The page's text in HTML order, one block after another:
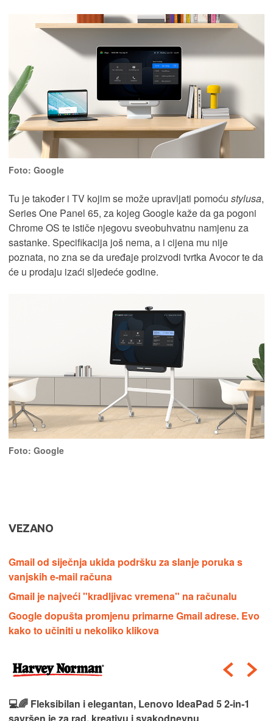
Foto: Google
Tu je također i TV kojim se može upravljati pomoću stylusa,
Series One Panel 65, za kojeg Google kaže da ga pogoni
Chrome OS te ističe njegovu sveobuhvatnu namjenu za
sastanke. Specifikacija još nema, a i cijena mu nije
poznata, no zna se da uređaje proizvodi tvrtka Avocor te da
će u prodaju izaći sljedeće godine.
Foto: Google
VEZANO
Gmail od siječnja ukida podršku za slanje poruka s
vanjskih e-mail računa
Gmail je najveći "kradljivac vremena" na računalu
Google dopušta promjenu primarne Gmail adrese. Evo
kako to učiniti u nekoliko klikova
💻🌈 Fleksibilan i elegantan, Lenovo IdeaPad 5 2‑in‑1
savršen je za rad, kreativu i svakodnevnu